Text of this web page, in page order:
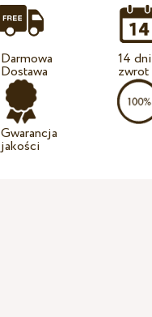
Darmowa
Dostawa
Gwarancja
jakości
14
zwrot